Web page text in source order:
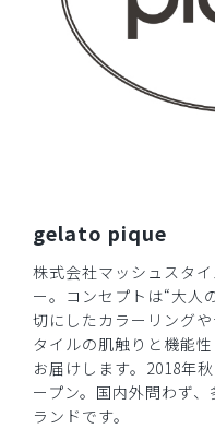
更新中のため丈が心配で
けても床に付かなくてよ
テンション上げて仕事も
商品：S17ジェラート
ョートコート/ホワイト
役に立った 0
gelato pique
株式会社マッシュスタ
ー。コンセプトは“大人
切にしたカラーリング
タイルの肌触りと機能
お届けします。2018年
ープン。国内外問わず
ランドです。